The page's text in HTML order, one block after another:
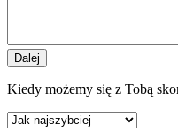
Dalej
Kiedy możemy się z Tobą